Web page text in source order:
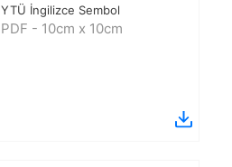
YTÜ İngilizce Sembol
PDF - 10cm x 10cm